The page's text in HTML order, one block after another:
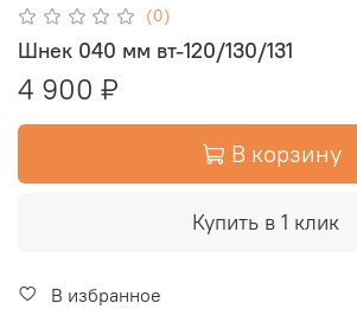
(0)
Шнек 040 мм вт-120/130/131
4 900 ₽
В корзину
Купить в 1 клик
В избранное